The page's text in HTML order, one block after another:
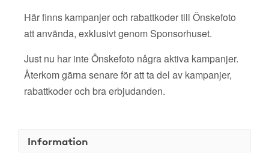
Här finns kampanjer och rabattkoder till Önskefoto
att använda, exklusivt genom Sponsorhuset.
Just nu har inte Önskefoto några aktiva kampanjer.
Återkom gärna senare för att ta del av kampanjer,
rabattkoder och bra erbjudanden.
Information